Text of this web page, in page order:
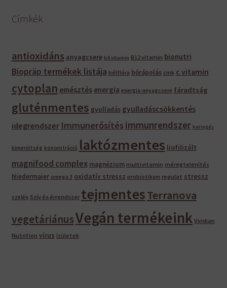
Címkék
antioxidáns anyagcsere b6 vitamin B12 vitamin bionutri
Biopräp termékek listája bélflóra bőrápolás cink c vitamin
cytoplan emésztés energia energia-anyagcsere fáradtság
gluténmentes gyulladás gyulladáscsökkentés
idegrendszer Immunerősítés immunrendszer keringés
kimerültség koncentráció laktózmentes liofilizált
magnifood complex magnézium multivitamin méregtelenítés
Niedermaier omega 3 oxidatív stressz probiotikum regulat stressz
szelén Szív és érrendszer tejmentesTerranova
vegetáriánusVegán termékeink Viridian
Nutrition vírus ízületek